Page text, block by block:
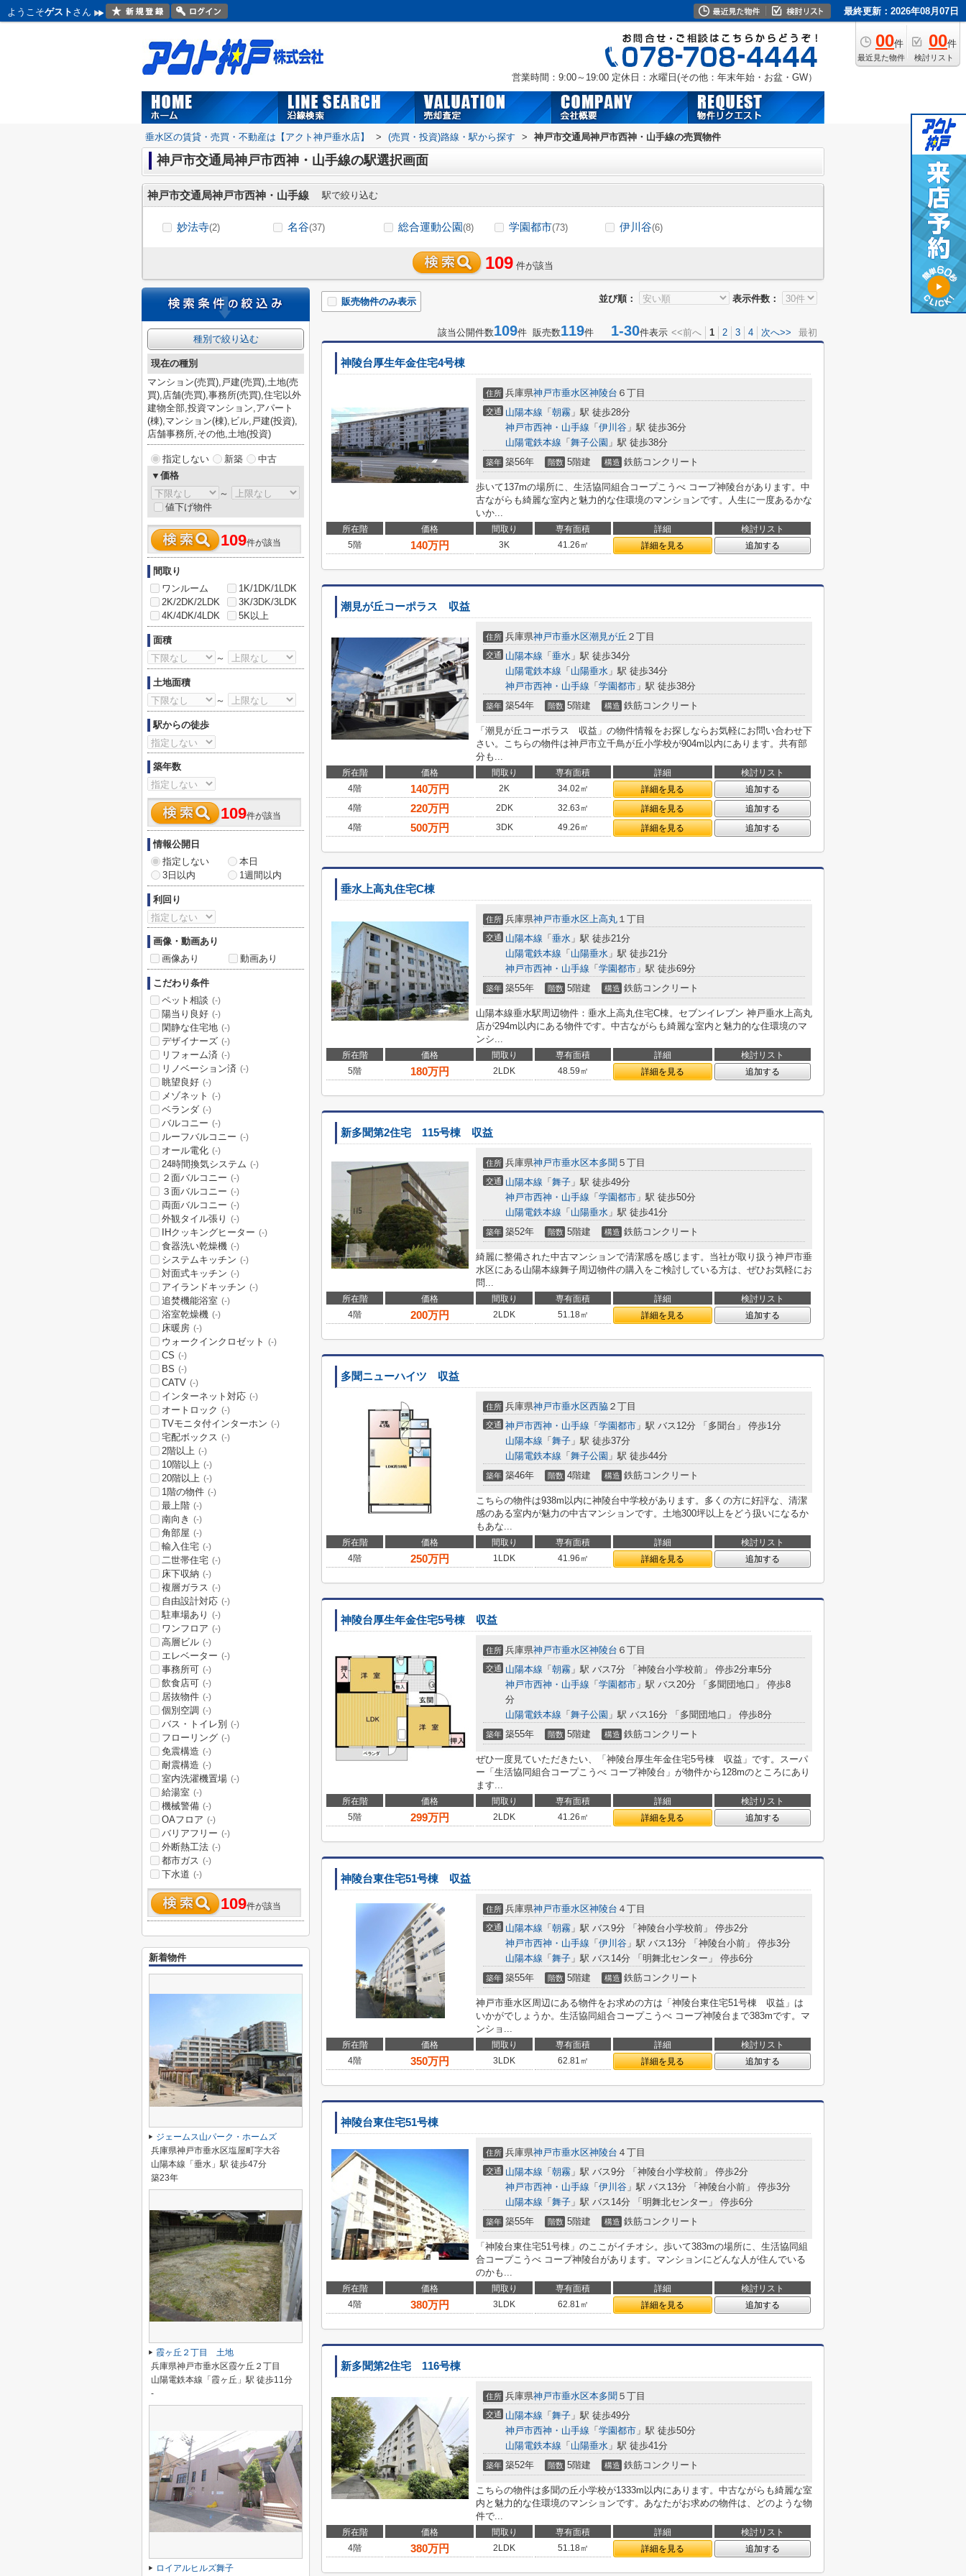
ようこそゲスト さん 最終更新：2026年08月07日
00件
最近見た物件
00件
検討リスト
営業時間：9:00～19:00 定休日：水曜日(その他：年末年始・お盆・GW）
垂水区の賃貸・売買・不動産は【アクト神戸垂水店】 > (売買・投資)路線・駅から探す > 神戸市交通局神戸市西神・山手線の売買物件
神戸市交通局神戸市西神・山手線の駅選択画面
神戸市交通局神戸市西神・山手線 駅で絞り込む
妙法寺(2) 名谷(37) 総合運動公園(8) 学園都市(73) 伊川谷(6)
109 件が該当
並び順： 表示件数：
販売物件のみ表示
該当公開件数109件 販売数119件 1-30件表示 <<前へ 1 2 3 4 次へ>> 最初
神陵台厚生年金住宅4号棟
住所 兵庫県神戸市垂水区神陵台 ６丁目
交通 山陽本線 「 朝霧 」駅 徒歩28分
神戸市西神・山手線 「 伊川谷 」駅 徒歩36分
山陽電鉄本線 「 舞子公園 」駅 徒歩38分
築年 築56年 階数 5階建 構造 鉄筋コンクリート
歩いて137mの場所に、生活協同組合コープこうべ コープ神陵台があります。中
古ながらも綺麗な室内と魅力的な住環境のマンションです。人生に一度あるかな
いか...
所在階 価格 間取り 専有面積 詳細
検討リスト
5階
140万円 3K 41.26㎡ 詳細を見る 追加する
潮見が丘コーポラス 収益
住所 兵庫県神戸市垂水区潮見が丘 ２丁目
交通 山陽本線 「 垂水 」駅 徒歩34分
山陽電鉄本線 「 山陽垂水 」駅 徒歩34分
神戸市西神・山手線 「 学園都市 」駅 徒歩38分
築年 築54年 階数 5階建 構造 鉄筋コンクリート
「潮見が丘コーポラス 収益」の物件情報をお探しならお気軽にお問い合わせ下
さい。こちらの物件は神戸市立千鳥が丘小学校が904m以内にあります。共有部
分も...
所在階 価格 間取り 専有面積 詳細
検討リスト
4階
140万円 2K 34.02㎡ 詳細を見る
追加する
4階
220万円 2DK 32.63㎡ 詳細を見る
追加する
4階
500万円 3DK 49.26㎡ 詳細を見る 追加する
垂水上高丸住宅C棟
住所 兵庫県神戸市垂水区上高丸 １丁目
交通 山陽本線 「 垂水 」駅 徒歩21分
山陽電鉄本線 「 山陽垂水 」駅 徒歩21分
神戸市西神・山手線 「 学園都市 」駅 徒歩69分
築年 築55年 階数 5階建 構造 鉄筋コンクリート
山陽本線垂水駅周辺物件：垂水上高丸住宅C棟。セブンイレブン 神戸垂水上高丸
店が294m以内にある物件です。中古ながらも綺麗な室内と魅力的な住環境のマ
ンシ...
所在階 価格 間取り 専有面積 詳細
検討リスト
5階
180万円 2LDK 48.59㎡ 詳細を見る 追加する
新多聞第2住宅 115号棟 収益
住所 兵庫県神戸市垂水区本多聞 ５丁目
交通 山陽本線 「 舞子 」駅 徒歩49分
神戸市西神・山手線 「 学園都市 」駅 徒歩50分
山陽電鉄本線 「 山陽垂水 」駅 徒歩41分
築年 築52年 階数 5階建 構造 鉄筋コンクリート
綺麗に整備された中古マンションで清潔感を感じます。当社が取り扱う神戸市垂
水区にある山陽本線舞子周辺物件の購入をご検討している方は、ぜひお気軽にお
問...
所在階 価格 間取り 専有面積 詳細
検討リスト
4階
200万円 2LDK 51.18㎡ 詳細を見る 追加する
多聞ニューハイツ 収益
住所 兵庫県神戸市垂水区西脇 ２丁目
交通 神戸市西神・山手線 「 学園都市 」駅 バス12分 「多聞台」 停歩1分
山陽本線 「 舞子 」駅 徒歩37分
山陽電鉄本線 「 舞子公園 」駅 徒歩44分
築年 築46年 階数 4階建 構造 鉄筋コンクリート
こちらの物件は938m以内に神陵台中学校があります。多くの方に好評な、清潔
感のある室内が魅力の中古マンションです。土地300坪以上をどう扱いになるか
もあな...
所在階 価格 間取り 専有面積 詳細
検討リスト
4階
250万円 1LDK 41.96㎡ 詳細を見る 追加する
神陵台厚生年金住宅5号棟 収益
住所 兵庫県神戸市垂水区神陵台 ６丁目
交通 山陽本線 「 朝霧 」駅 バス7分 「神陵台小学校前」 停歩2分車5分
神戸市西神・山手線 「 学園都市 」駅 バス20分 「多聞団地口」 停歩8
分
山陽電鉄本線 「 舞子公園 」駅 バス16分 「多聞団地口」 停歩8分
築年 築55年 階数 5階建 構造 鉄筋コンクリート
ぜひ一度見ていただきたい、「神陵台厚生年金住宅5号棟 収益」です。スーパ
ー「生活協同組合コープこうべ コープ神陵台」が物件から128mのところにあり
ます...
所在階 価格 間取り 専有面積 詳細
検討リスト
5階
299万円 2LDK 41.26㎡ 詳細を見る 追加する
神陵台東住宅51号棟 収益
住所 兵庫県神戸市垂水区神陵台 ４丁目
交通 山陽本線 「 朝霧 」駅 バス9分 「神陵台小学校前」 停歩2分
神戸市西神・山手線 「 伊川谷 」駅 バス13分 「神陵台小前」 停歩3分
山陽本線 「 舞子 」駅 バス14分 「明舞北センター」 停歩6分
築年 築55年 階数 5階建 構造 鉄筋コンクリート
神戸市垂水区周辺にある物件をお求めの方は「神陵台東住宅51号棟 収益」は
いかがでしょうか。生活協同組合コープこうべ コープ神陵台まで383mです。マ
ンショ...
所在階 価格 間取り 専有面積 詳細
検討リスト
4階
350万円 3LDK 62.81㎡ 詳細を見る 追加する
神陵台東住宅51号棟
住所 兵庫県神戸市垂水区神陵台 ４丁目
交通 山陽本線 「 朝霧 」駅 バス9分 「神陵台小学校前」 停歩2分
神戸市西神・山手線 「 伊川谷 」駅 バス13分 「神陵台小前」 停歩3分
山陽本線 「 舞子 」駅 バス14分 「明舞北センター」 停歩6分
築年 築55年 階数 5階建 構造 鉄筋コンクリート
「神陵台東住宅51号棟」のここがイチオシ。歩いて383mの場所に、生活協同組
合コープこうべ コープ神陵台があります。マンションにどんな人が住んでいる
のかも...
所在階 価格 間取り 専有面積 詳細
検討リスト
4階
380万円 3LDK 62.81㎡ 詳細を見る 追加する
新多聞第2住宅 116号棟
住所 兵庫県神戸市垂水区本多聞 ５丁目
交通 山陽本線 「 舞子 」駅 徒歩49分
神戸市西神・山手線 「 学園都市 」駅 徒歩50分
山陽電鉄本線 「 山陽垂水 」駅 徒歩41分
築年 築52年 階数 5階建 構造 鉄筋コンクリート
こちらの物件は多聞の丘小学校が1333m以内にあります。中古ながらも綺麗な室
内と魅力的な住環境のマンションです。あなたがお求めの物件は、どのような物
件で...
所在階 価格 間取り 専有面積 詳細
検討リスト
4階
380万円 2LDK 51.18㎡ 詳細を見る 追加する
種別で絞り込む
現在の種別
マンション(売買),戸建(売買),土地(売
買),店舗(売買),事務所(売買),住宅以外
建物全部,投資マンション,アパート
(棟),マンション(棟),ビル,戸建(投資),
店舗事務所,その他,土地(投資)
指定しない 新築
中古
▼価格
～
値下げ物件
109件が該当
間取り
ワンルーム
1K/1DK/1LDK
2K/2DK/2LDK
3K/3DK/3LDK
4K/4DK/4LDK
5K以上
面積
～
土地面積
～
駅からの徒歩
築年数
109件が該当
情報公開日
指定しない
本日
3日以内
1週間以内
利回り
画像・動画あり
画像あり
動画あり
こだわり条件
ペット相談 (-)
陽当り良好 (-)
閑静な住宅地 (-)
デザイナーズ (-)
リフォーム済 (-)
リノベーション済 (-)
眺望良好 (-)
メゾネット (-)
ベランダ (-)
バルコニー (-)
ルーフバルコニー (-)
オール電化 (-)
24時間換気システム (-)
２面バルコニー (-)
３面バルコニー (-)
両面バルコニー (-)
外観タイル張り (-)
IHクッキングヒーター (-)
食器洗い乾燥機 (-)
システムキッチン (-)
対面式キッチン (-)
アイランドキッチン (-)
追焚機能浴室 (-)
浴室乾燥機 (-)
床暖房 (-)
ウォークインクロゼット (-)
CS (-)
BS (-)
CATV (-)
インターネット対応 (-)
オートロック (-)
TVモニタ付インターホン (-)
宅配ボックス (-)
2階以上 (-)
10階以上 (-)
20階以上 (-)
1階の物件 (-)
最上階 (-)
南向き (-)
角部屋 (-)
輸入住宅 (-)
二世帯住宅 (-)
床下収納 (-)
複層ガラス (-)
自由設計対応 (-)
駐車場あり (-)
ワンフロア (-)
高層ビル (-)
エレベーター (-)
事務所可 (-)
飲食店可 (-)
居抜物件 (-)
個別空調 (-)
バス・トイレ別 (-)
フローリング (-)
免震構造 (-)
耐震構造 (-)
室内洗濯機置場 (-)
給湯室 (-)
機械警備 (-)
OAフロア (-)
バリアフリー (-)
外断熱工法 (-)
都市ガス (-)
下水道 (-)
109件が該当
新着物件
ジェームス山パーク・ホームズ
兵庫県神戸市垂水区塩屋町字大谷
山陽本線「垂水」駅 徒歩47分
築23年
霞ヶ丘２丁目 土地
兵庫県神戸市垂水区霞ケ丘２丁目
山陽電鉄本線「霞ヶ丘」駅 徒歩11分
-
ロイアルヒルズ舞子